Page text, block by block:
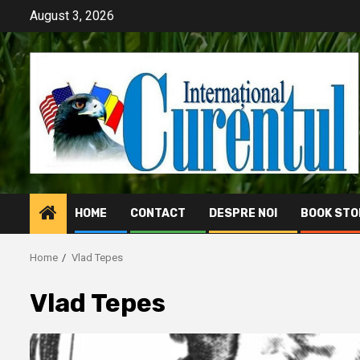
content
August 3, 2026
HOME CONTACT DESPRE NOI BOOK
Home Vlad Tepes
Vlad Tepes